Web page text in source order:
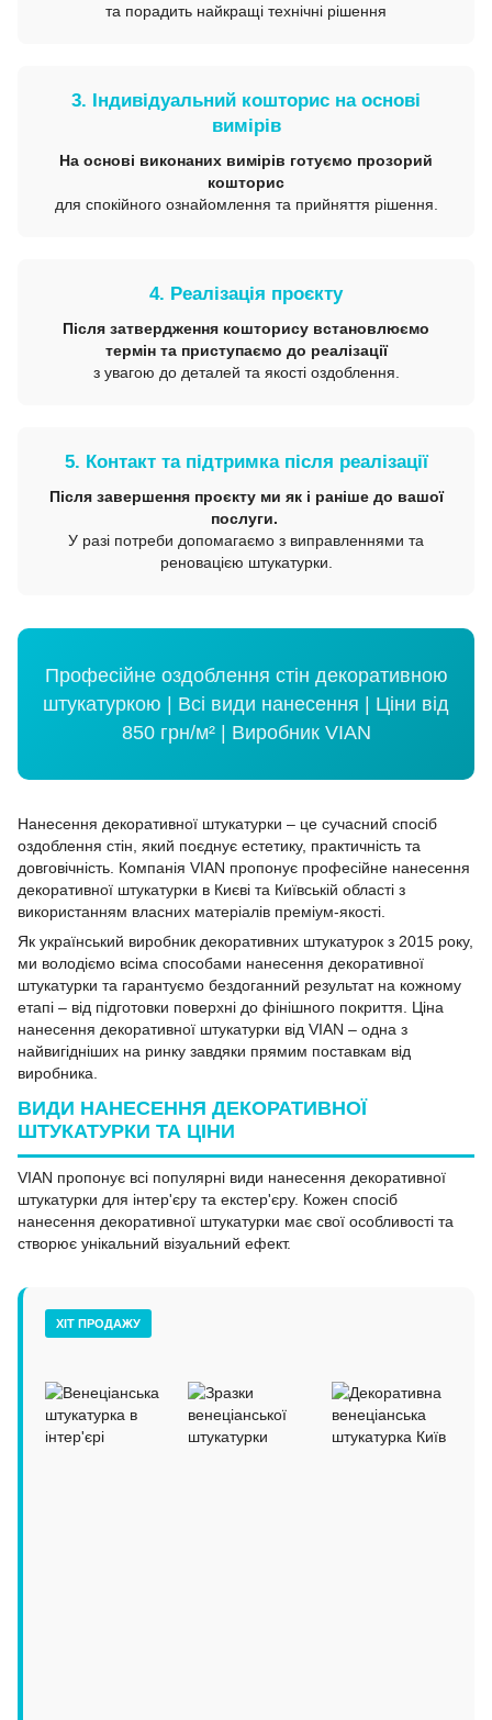
та порадить найкращі технічні рішення
3. Індивідуальний кошторис на основі
вимірів
На основі виконаних вимірів готуємо прозорий
кошторис
для спокійного ознайомлення та прийняття рішення.
4. Реалізація проєкту
Після затвердження кошторису встановлюємо
термін та приступаємо до реалізації
з увагою до деталей та якості оздоблення.
5. Контакт та підтримка після реалізації
Після завершення проєкту ми як і раніше до вашої
послуги.
У разі потреби допомагаємо з виправленнями та
реновацією штукатурки.
Професійне оздоблення стін декоративною
штукатуркою | Всі види нанесення | Ціни від
850 грн/м² | Виробник VIAN
Нанесення декоративної штукатурки – це сучасний спосіб
оздоблення стін, який поєднує естетику, практичність та
довговічність. Компанія VIAN пропонує професійне нанесення
декоративної штукатурки в Києві та Київській області з
використанням власних матеріалів преміум-якості.
Як український виробник декоративних штукатурок з 2015 року,
ми володіємо всіма способами нанесення декоративної
штукатурки та гарантуємо бездоганний результат на кожному
етапі – від підготовки поверхні до фінішного покриття. Ціна
нанесення декоративної штукатурки від VIAN – одна з
найвигідніших на ринку завдяки прямим поставкам від
виробника.
ВИДИ НАНЕСЕННЯ ДЕКОРАТИВНОЇ
ШТУКАТУРКИ ТА ЦІНИ
VIAN пропонує всі популярні види нанесення декоративної
штукатурки для інтер'єру та екстер'єру. Кожен спосіб
нанесення декоративної штукатурки має свої особливості та
створює унікальний візуальний ефект.
ХІТ ПРОДАЖУ